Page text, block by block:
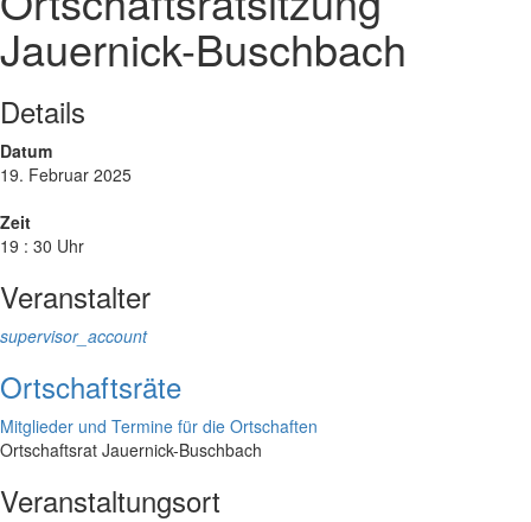
Jauernick-Buschbach
Details
Datum
19. Februar 2025
Zeit
19 : 30 Uhr
Veranstalter
supervisor_account
Ortschaftsräte
Mitglieder und Termine für die Ortschaften
Ortschaftsrat Jauernick-Buschbach
Veranstaltungsort